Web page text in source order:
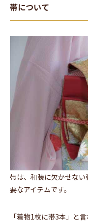
帯について
帯は、和装に欠かせな
要なアイテムです。
「着物1枚に帯3本」と